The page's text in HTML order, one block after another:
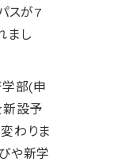
スが7
まし
部(申
新設予
わりま
や新学